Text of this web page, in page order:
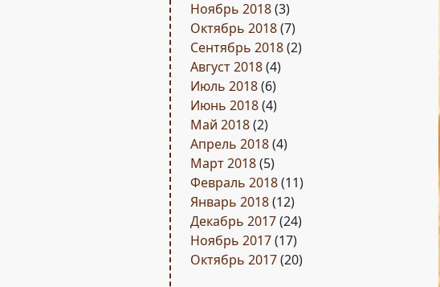
Ноябрь 2018(3)
Октябрь 2018(7)
Сентябрь 2018(2)
Август 2018(4)
Июль 2018(6)
Июнь 2018(4)
Май 2018(2)
Апрель 2018(4)
Март 2018(5)
Февраль 2018(11)
Январь 2018(12)
Декабрь 2017(24)
Ноябрь 2017(17)
Октябрь 2017(20)